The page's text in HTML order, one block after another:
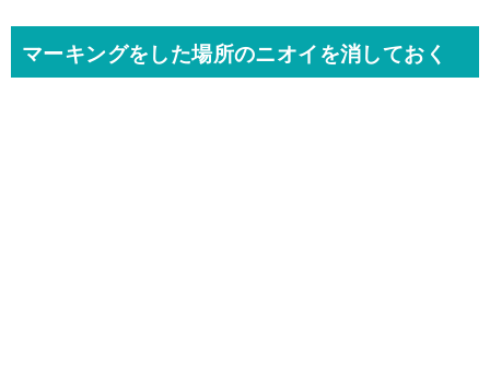
マーキングをした場所のニオイを消しておく